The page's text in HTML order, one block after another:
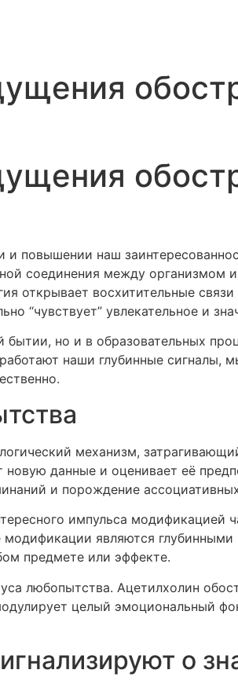
и повышении наш
соединения между организмом
открывает восхитительные
“чувствует” увлекательное и
но и в образовательных
наши глубинные сигналы,
механизм,
новую данные и оценивает её
и порождение
импульса
являются
предмете или эффекте.
любопытства. Ацетилхолин
целый эмоциональный
о